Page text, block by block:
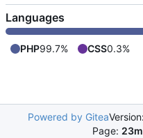
Languages
PHP99.7% CSS0.3%
Powered by Gitea
Page: